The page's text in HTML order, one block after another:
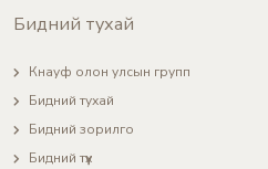
Бидний тухай
Кнауф олон улсын групп
Бидний тухай
Бидний зорилго
Бидний түүх